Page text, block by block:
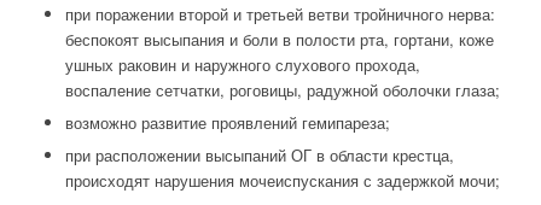
при поражении второй и третьей ветви тройничного нерва:
беспокоят высыпания и боли в полости рта, гортани, коже
ушных раковин и наружного слухового прохода,
воспаление сетчатки, роговицы, радужной оболочки глаза;
возможно развитие проявлений гемипареза;
при расположении высыпаний ОГ в области крестца,
происходят нарушения мочеиспускания с задержкой мочи;